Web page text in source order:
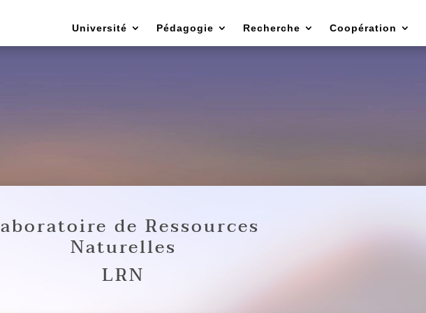
Université Pédagogie Recherche Coopération
de Ressources
Naturelles
LRN